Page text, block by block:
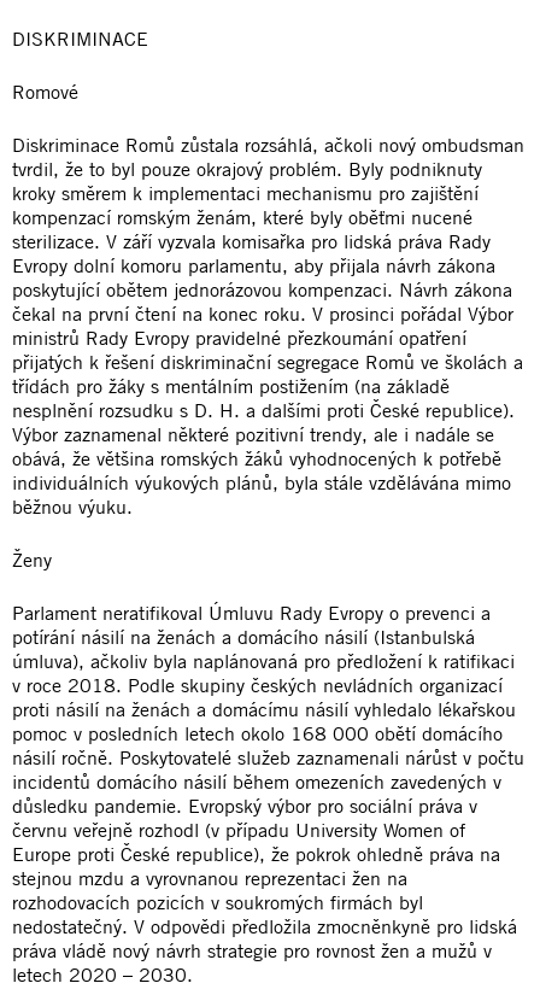
DISKRIMINACE
Romové
Diskriminace Romů zůstala rozsáhlá, ačkoli nový ombudsman
tvrdil, že to byl pouze okrajový problém. Byly podniknuty
kroky směrem k implementaci mechanismu pro zajištění
kompenzací romským ženám, které byly oběťmi nucené
sterilizace. V září vyzvala komisařka pro lidská práva Rady
Evropy dolní komoru parlamentu, aby přijala návrh zákona
poskytující obětem jednorázovou kompenzaci. Návrh zákona
čekal na první čtení na konec roku. V prosinci pořádal Výbor
ministrů Rady Evropy pravidelné přezkoumání opatření
přijatých k řešení diskriminační segregace Romů ve školách a
třídách pro žáky s mentálním postižením (na základě
nesplnění rozsudku s D. H. a dalšími proti České republice).
Výbor zaznamenal některé pozitivní trendy, ale i nadále se
obává, že většina romských žáků vyhodnocených k potřebě
individuálních výukových plánů, byla stále vzdělávána mimo
běžnou výuku.
Ženy
Parlament neratifikoval Úmluvu Rady Evropy o prevenci a
potírání násilí na ženách a domácího násilí (Istanbulská
úmluva), ačkoliv byla naplánovaná pro předložení k ratifikaci
v roce 2018. Podle skupiny českých nevládních organizací
proti násilí na ženách a domácímu násilí vyhledalo lékařskou
pomoc v posledních letech okolo 168 000 obětí domácího
násilí ročně. Poskytovatelé služeb zaznamenali nárůst v počtu
incidentů domácího násilí během omezeních zavedených v
důsledku pandemie. Evropský výbor pro sociální práva v
červnu veřejně rozhodl (v případu University Women of
Europe proti České republice), že pokrok ohledně práva na
stejnou mzdu a vyrovnanou reprezentaci žen na
rozhodovacích pozicích v soukromých firmách byl
nedostatečný. V odpovědi předložila zmocněnkyně pro lidská
práva vládě nový návrh strategie pro rovnost žen a mužů v
letech 2020 – 2030.